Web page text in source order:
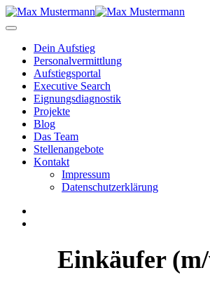
Dein Aufstieg
Personal­vermittlung
Aufstiegsportal
Executive Search
Eignungs­diagnostik
Projekte
Blog
Das Team
Stellenangebote
Kontakt
Impressum
Datenschutzerklärung
Einkäufer